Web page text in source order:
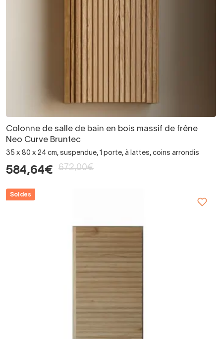
Colonne de salle de bain en bois massif de frêne
Neo Curve Bruntec
35 x 80 x 24 cm, suspendue, 1 porte, à lattes, coins arrondis
584,64€ 672,00€
Soldes